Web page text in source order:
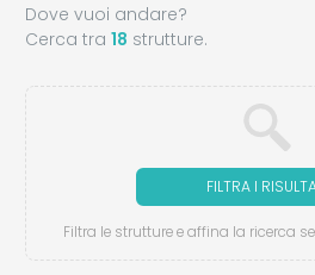
Dove vuoi andare?
Cerca tra 18 strutture.
FILTRA I
Filtra le strutture e affina la ricerca